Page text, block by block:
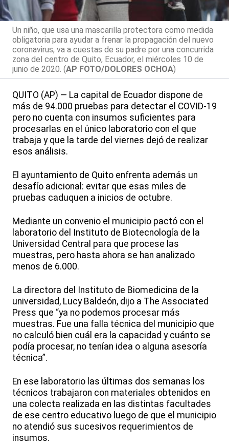
Un niño, que usa una mascarilla protectora como medida
obligatoria para ayudar a frenar la propagación del nuevo
coronavirus, va a cuestas de su padre por una concurrida
zona del centro de Quito, Ecuador, el miércoles 10 de
junio de 2020. (AP FOTO/DOLORES OCHOA)
QUITO (AP) — La capital de Ecuador dispone de
más de 94.000 pruebas para detectar el COVID-19
pero no cuenta con insumos suficientes para
procesarlas en el único laboratorio con el que
trabaja y que la tarde del viernes dejó de realizar
esos análisis.
El ayuntamiento de Quito enfrenta además un
desafío adicional: evitar que esas miles de
pruebas caduquen a inicios de octubre.
Mediante un convenio el municipio pactó con el
laboratorio del Instituto de Biotecnología de la
Universidad Central para que procese las
muestras, pero hasta ahora se han analizado
menos de 6.000.
La directora del Instituto de Biomedicina de la
universidad, Lucy Baldeón, dijo a The Associated
Press que “ya no podemos procesar más
muestras. Fue una falla técnica del municipio que
no calculó bien cuál era la capacidad y cuánto se
podía procesar, no tenían idea o alguna asesoría
técnica”.
En ese laboratorio las últimas dos semanas los
técnicos trabajaron con materiales obtenidos en
una colecta realizada en las distintas facultades
de ese centro educativo luego de que el municipio
no atendió sus sucesivos requerimientos de
insumos.